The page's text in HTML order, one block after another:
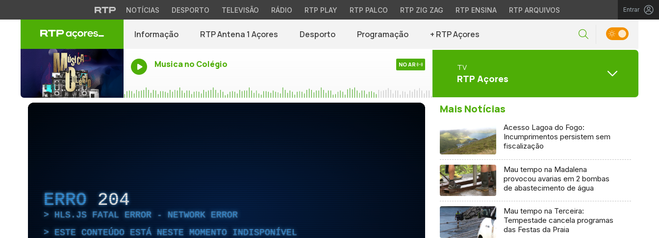
NOTÍCIAS DESPORTO TELEVISÃO RÁDIO RTP PLAY RTP PALCO RTP ZIG ZAG RTP ENSINA RTP ARQUIVOS Entrar
Informação RTP Antena 1 Açores Desporto Programação + RTP Açores
Musica no Colégio NO AR TV
RTP Açores
ERRO 204
HLS.JS FATAL ERROR - NETWORK ERROR
ESTE CONTEÚDO ESTÁ NESTE MOMENTO INDISPONÍVEL
Mais Notícias
Acesso Lagoa do Fogo:
Incumprimentos persistem sem
fiscalização
Mau tempo na Madalena
provocou avarias em 2 bombas
de abastecimento de água
Mau tempo na Terceira:
Tempestade cancela programas
das Festas da Praia